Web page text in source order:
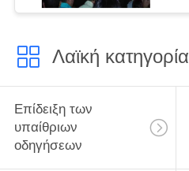
Λαϊκή κατηγορία
Επίδειξη των
υπαίθριων
οδηγήσεων